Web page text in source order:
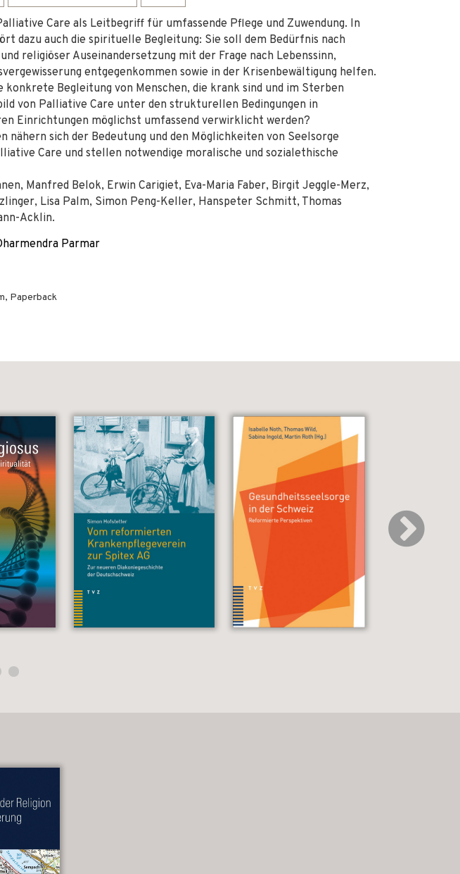
Care als Leitbegriff für umfassende Pflege und Zuwendung. In
dazu auch die spirituelle Begleitung: Sie soll dem Bedürfnis nach
religiöser Auseinandersetzung mit der Frage nach Lebenssinn,
entgegenkommen sowie in der Krisenbewältigung helfen.
konkrete Begleitung von Menschen, die krank sind und im Sterben
von Palliative Care unter den strukturellen Bedingungen in
Einrichtungen möglichst umfassend verwirklicht werden?
nähern sich der Bedeutung und den Möglichkeiten von Seelsorge
Care und stellen notwendige moralische und sozialethische
Manfred Belok, Erwin Carigiet, Eva-Maria Faber, Birgit Jeggle-Merz,
Lisa Palm, Simon Peng-Keller, Hanspeter Schmitt, Thomas
Acklin.
Parmar
Paperback